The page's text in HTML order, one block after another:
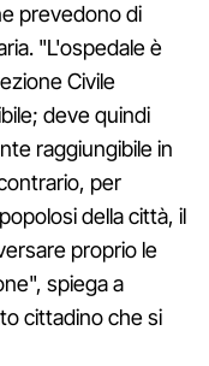
prevedono di
"L'ospedale è
Civile
deve quindi
raggiungibile in
per
della città, il
proprio le
spiega a
cittadino che si